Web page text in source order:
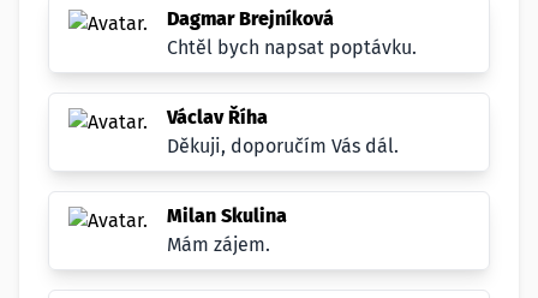
Dagmar Brejníková
Chtěl bych napsat poptávku.
Václav Říha
Děkuji, doporučím Vás dál.
Milan Skulina
Mám zájem.